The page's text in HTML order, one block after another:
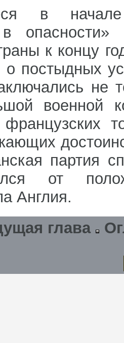
в
опасности»
к концу
о постыдных
не
военной
партия
от
Англия.
глава